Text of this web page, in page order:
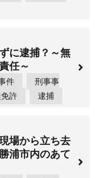
に逮捕？～無
任～
件
刑事事
許 逮捕
場から立ち去
浦市内のあて